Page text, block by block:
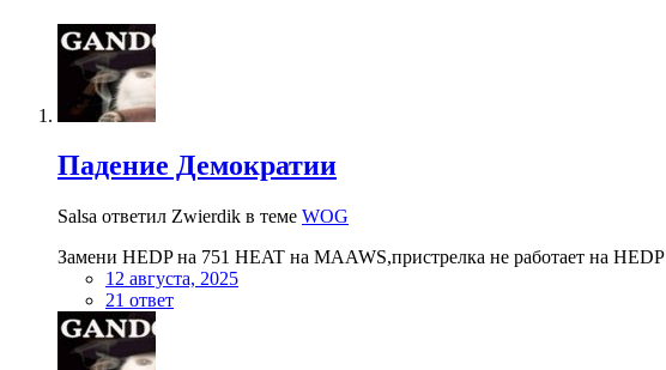
Падение Демократии
Salsa ответил Zwierdik в теме WOG
Замени HEDP на 751 HEAT на MAAWS,пристрелка не работает на HEDP
12 августа, 2025
21 ответ